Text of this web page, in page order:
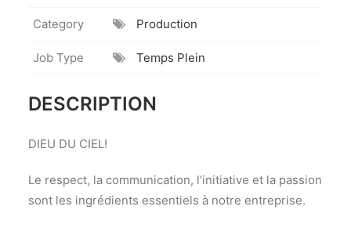
Category Production
Job Type Temps Plein
DESCRIPTION
DIEU DU CIEL!
Le respect, la communication, l’initiative et la passion
sont les ingrédients essentiels à notre entreprise.